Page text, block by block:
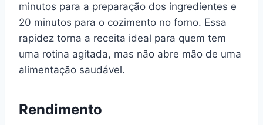
minutos para a preparação dos ingredientes e
20 minutos para o cozimento no forno. Essa
rapidez torna a receita ideal para quem tem
uma rotina agitada, mas não abre mão de uma
alimentação saudável.
Rendimento